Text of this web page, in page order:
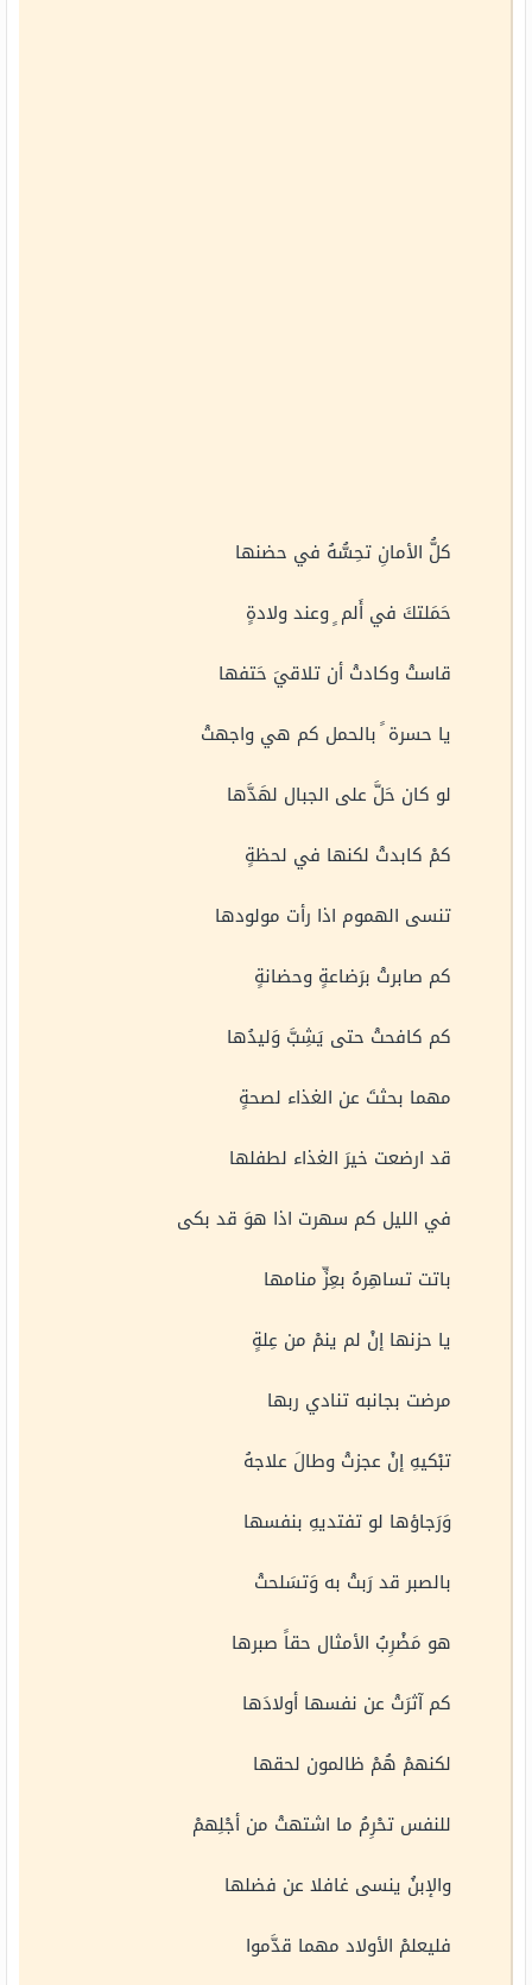
كلُّ الأمانِ تحِسُّهُ في حضنها
حَمَلتكَ في أَلم ٍ وعند ولادةٍ
قاستْ وكادتْ أن تلاقيَ حَتفها
يا حسرة ً بالحمل كم هي واجهتْ
لو كان حَلَّ على الجبال لهَدَّها
كمْ كابدتْ لكنها في لحظةٍ
تنسى الهموم اذا رأت مولودها
كم صابرتْ برَضاعةٍ وحضانةٍ
كم كافحتْ حتى يَشِبَّ وَليدُها
مهما بحثتَ عن الغذاء لصحةٍ
قد ارضعت خيرَ الغذاء لطفلها
في الليل كم سهرت اذا هوَ قد بكى
باتت تساهِرهُ بعِزِّ منامها
يا حزنها إنْ لم ينمْ من عِلةٍ
مرضت بجانبه تنادي ربها
تبْكيهِ إنْ عجزتْ وطالَ علاجهُ
وَرَجاؤها لو تفتديهِ بنفسها
بالصبر قد رَبتْ به وَتسَلحتْ
هو مَضْرِبُ الأمثال حقاً صبرها
كم آثرَتْ عن نفسها أولادَها
لكنهمْ هُمْ ظالمون لحقها
للنفس تحْرِمُ ما اشتهتْ من أجْلِهمْ
والإبنُ ينسى غافلا عن فضلها
فليعلمْ الأولاد مهما قدَّموا